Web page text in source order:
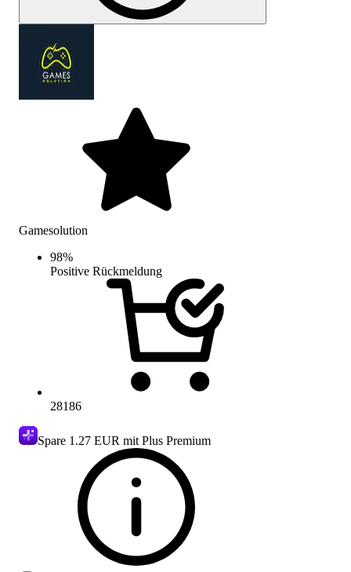
Gamesolution
98%
Positive Rückmeldung
28186
Spare 1.27 EUR mit Plus Premium